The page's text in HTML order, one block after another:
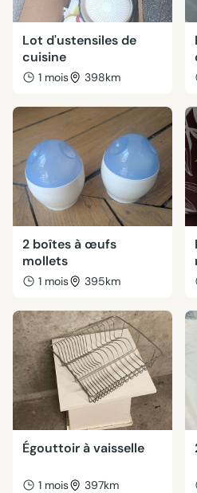
Lot d'ustensiles de
cuisine
1 mois 398km
2 boîtes à œufs
mollets
1 mois 395km
Égouttoir à vaisselle
1 mois 397km